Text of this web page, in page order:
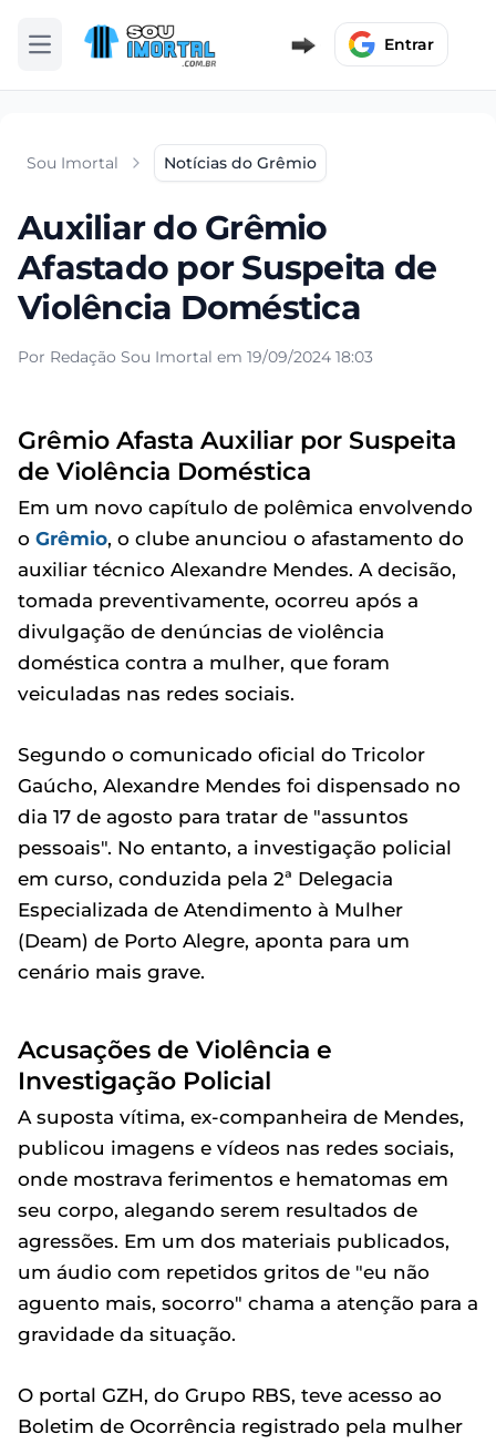
Abrir menu Entrar
Sou Imortal Notícias do Grêmio
Auxiliar do Grêmio
Afastado por Suspeita de
Violência Doméstica
Por Redação Sou Imortal em 19/09/2024 18:03
Grêmio Afasta Auxiliar por Suspeita
de Violência Doméstica
Em um novo capítulo de polêmica envolvendo
o Grêmio, o clube anunciou o afastamento do
auxiliar técnico Alexandre Mendes. A decisão,
tomada preventivamente, ocorreu após a
divulgação de denúncias de violência
doméstica contra a mulher, que foram
veiculadas nas redes sociais.
Segundo o comunicado oficial do Tricolor
Gaúcho, Alexandre Mendes foi dispensado no
dia 17 de agosto para tratar de "assuntos
pessoais". No entanto, a investigação policial
em curso, conduzida pela 2ª Delegacia
Especializada de Atendimento à Mulher
(Deam) de Porto Alegre, aponta para um
cenário mais grave.
Acusações de Violência e
Investigação Policial
A suposta vítima, ex-companheira de Mendes,
publicou imagens e vídeos nas redes sociais,
onde mostrava ferimentos e hematomas em
seu corpo, alegando serem resultados de
agressões. Em um dos materiais publicados,
um áudio com repetidos gritos de "eu não
aguento mais, socorro" chama a atenção para a
gravidade da situação.
O portal GZH, do Grupo RBS, teve acesso ao
Boletim de Ocorrência registrado pela mulher